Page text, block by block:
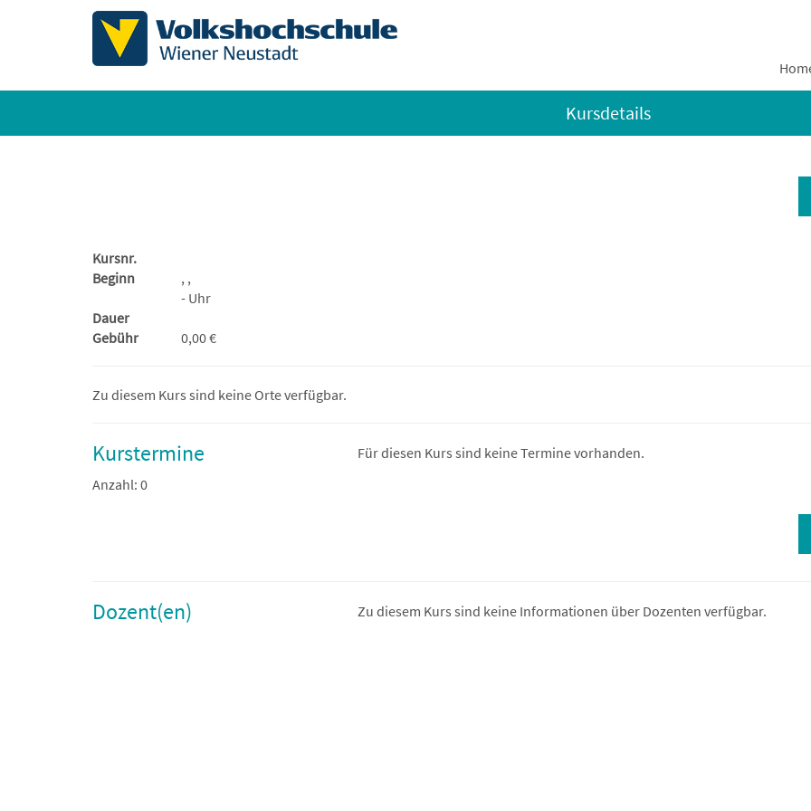
Kursdetails
Kursnr.
Beginn
, ,
- Uhr
Dauer
Gebühr
0,00 €
Zu diesem Kurs sind keine Orte verfügbar.
Kurstermine
Anzahl: 0
Für diesen Kurs sind keine Termine vorhanden.
Dozent(en) Zu diesem Kurs sind keine Informationen über Dozenten verfügbar.